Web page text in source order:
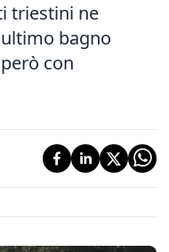
triestini ne
bagno
con